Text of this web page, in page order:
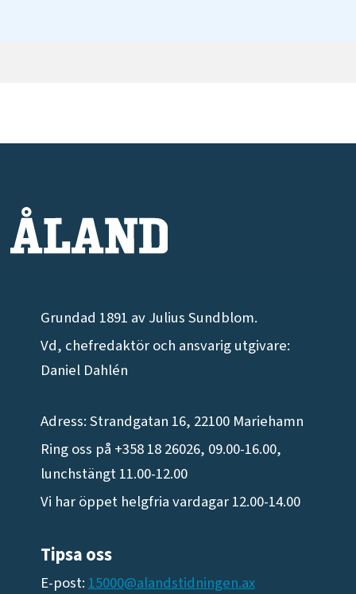
Grundad 1891 av Julius Sundblom.
Vd, chefredaktör och ansvarig utgivare:
Daniel Dahlén
Adress: Strandgatan 16, 22100 Mariehamn
Ring oss på +358 18 26026, 09.00-16.00,
lunchstängt 11.00-12.00
Vi har öppet helgfria vardagar 12.00-14.00
Tipsa oss
E-post:15000@alandstidningen.ax